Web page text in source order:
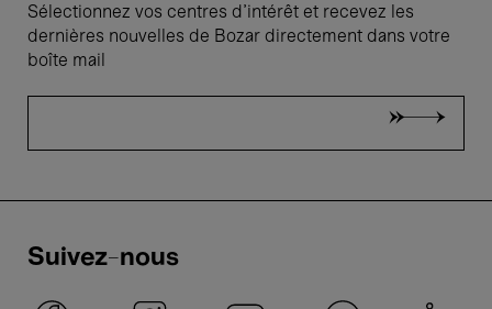
Sélectionnez vos centres d'intérêt et recevez les
dernières nouvelles de Bozar directement dans votre
boîte mail
Suivez-nous